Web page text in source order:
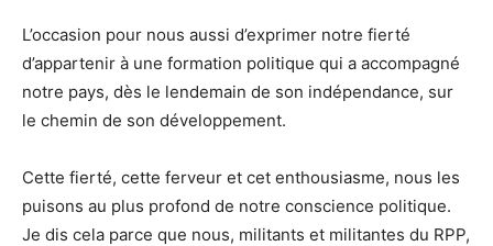
L’occasion pour nous aussi d’exprimer notre fierté
d’appartenir à une formation politique qui a accompagné
notre pays, dès le lendemain de son indépendance, sur
le chemin de son développement.
Cette fierté, cette ferveur et cet enthousiasme, nous les
puisons au plus profond de notre conscience politique.
Je dis cela parce que nous, militants et militantes du RPP,